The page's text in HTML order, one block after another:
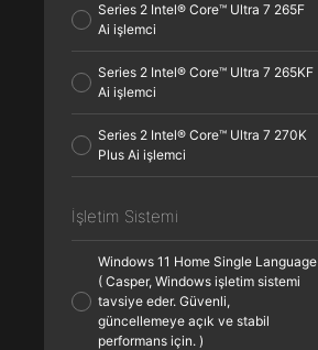
Series 2 Intel® Core™ Ultra 7 265F
Ai işlemci
Series 2 Intel® Core™ Ultra 7 265KF
Ai işlemci
Series 2 Intel® Core™ Ultra 7 270K
Plus Ai işlemci
İşletim Sistemi
Windows 11 Home Single Language
( Casper, Windows işletim sistemi
tavsiye eder. Güvenli,
güncellemeye açık ve stabil
performans için. )